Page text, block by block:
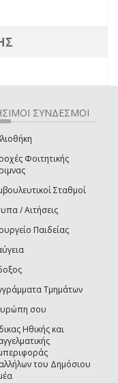
ΣΥΝΔΕΣΜΟΙ
Φοιτητικής
Σταθμοί
/ Αιτήσεις
Παιδείας
Τμημάτων
σου
Ηθικής και
του Δημόσιου